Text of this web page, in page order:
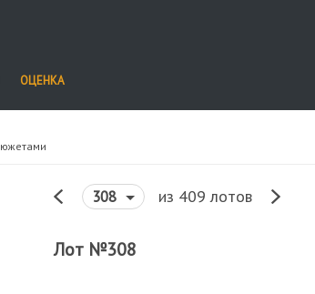
ОЦЕНКА
308 из 409 лотов
Лот №308